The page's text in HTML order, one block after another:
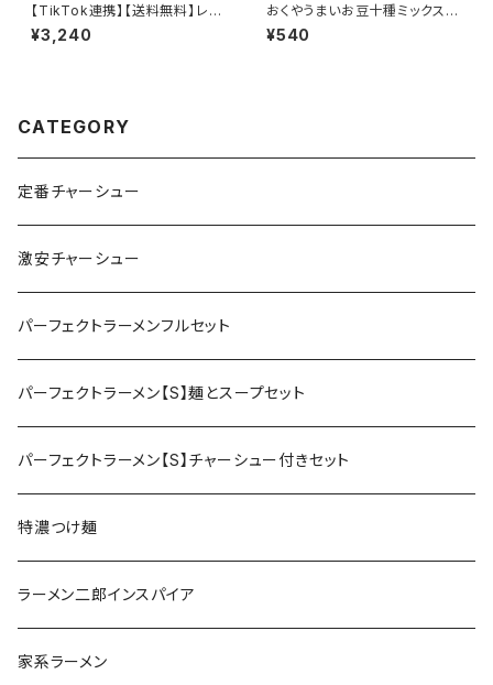
【TikTok連携】【送料無料】レト
ルトチャーシュー極厚カット8枚
600g 個包装 アウトドア 備蓄
¥3,240
おくやうまいお豆十種ミックス
単品 会津よりお届け
¥540
CATEGORY
定番チャーシュー
激安チャーシュー
パーフェクトラーメンフルセット
パーフェクトラーメン【S】麺とスープセット
パーフェクトラーメン【S】チャーシュー付きセット
特濃つけ麺
ラーメン二郎インスパイア
家系ラーメン